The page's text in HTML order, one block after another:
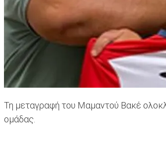
Τη μεταγραφή του Μαμαντού Βακέ
ομάδας.